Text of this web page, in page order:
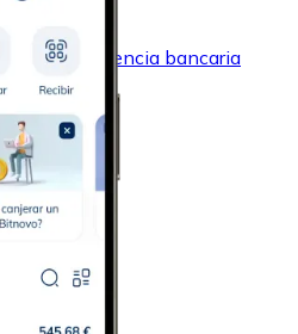
con transferencia bancaria